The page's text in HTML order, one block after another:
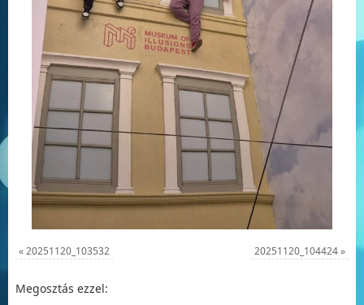
«20251120_103532 20251120_104424»
Megosztás ezzel: